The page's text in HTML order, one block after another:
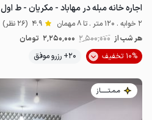
اجاره خانه مبله در مهاباد - مکریان - ط اول
2 خوابه . 120 متر . تا 8 مهمان 4.9 (26 نظر)
هر شب از 2٬500٬000 2٬250٬000 تومان
10% تخفیف
20+ رزرو موفق
مـمـتــــــاز